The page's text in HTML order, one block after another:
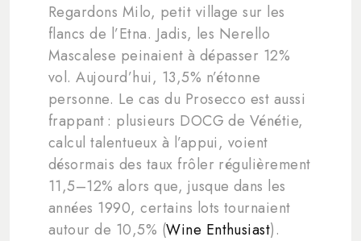
Regardons Milo, petit village sur les
flancs de l’Etna. Jadis, les Nerello
Mascalese peinaient à dépasser 12%
vol. Aujourd’hui, 13,5% n’étonne
personne. Le cas du Prosecco est aussi
frappant : plusieurs DOCG de Vénétie,
calcul talentueux à l’appui, voient
désormais des taux frôler régulièrement
11,5–12% alors que, jusque dans les
années 1990, certains lots tournaient
autour de 10,5% (Wine Enthusiast).